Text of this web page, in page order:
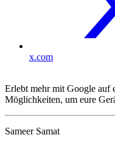
x.com
Erlebt mehr mit Google auf
Möglichkeiten, um eure
Sameer Samat